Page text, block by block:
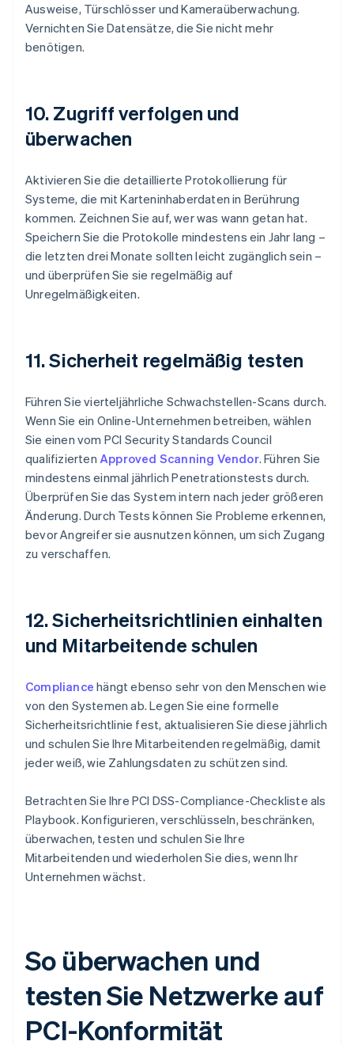
Ausweise, Türschlösser und Kameraüberwachung.
Vernichten Sie Datensätze, die Sie nicht mehr
benötigen.
10. Zugriff verfolgen und
überwachen
Aktivieren Sie die detaillierte Protokollierung für
Systeme, die mit Karteninhaberdaten in Berührung
kommen. Zeichnen Sie auf, wer was wann getan hat.
Speichern Sie die Protokolle mindestens ein Jahr lang –
die letzten drei Monate sollten leicht zugänglich sein –
und überprüfen Sie sie regelmäßig auf
Unregelmäßigkeiten.
11. Sicherheit regelmäßig testen
Führen Sie vierteljährliche Schwachstellen-Scans durch.
Wenn Sie ein Online-Unternehmen betreiben, wählen
Sie einen vom PCI Security Standards Council
qualifizierten Approved Scanning Vendor. Führen Sie
mindestens einmal jährlich Penetrationstests durch.
Überprüfen Sie das System intern nach jeder größeren
Änderung. Durch Tests können Sie Probleme erkennen,
bevor Angreifer sie ausnutzen können, um sich Zugang
zu verschaffen.
12. Sicherheitsrichtlinien einhalten
und Mitarbeitende schulen
Compliance hängt ebenso sehr von den Menschen wie
von den Systemen ab. Legen Sie eine formelle
Sicherheitsrichtlinie fest, aktualisieren Sie diese jährlich
und schulen Sie Ihre Mitarbeitenden regelmäßig, damit
jeder weiß, wie Zahlungsdaten zu schützen sind.
Betrachten Sie Ihre PCI DSS-Compliance-Checkliste als
Playbook. Konfigurieren, verschlüsseln, beschränken,
überwachen, testen und schulen Sie Ihre
Mitarbeitenden und wiederholen Sie dies, wenn Ihr
Unternehmen wächst.
So überwachen und
testen Sie Netzwerke auf
PCI-Konformität